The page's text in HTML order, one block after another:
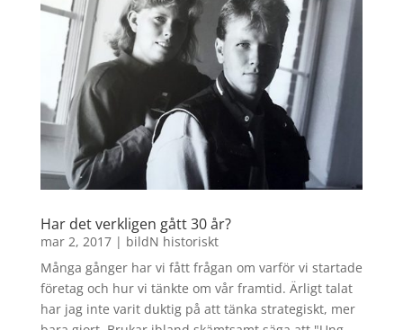
Har det verkligen gått 30 år?
mar 2, 2017| bildN historiskt
Många gånger har vi fått frågan om varför vi startade
företag och hur vi tänkte om vår framtid. Ärligt talat
har jag inte varit duktig på att tänka strategiskt, mer